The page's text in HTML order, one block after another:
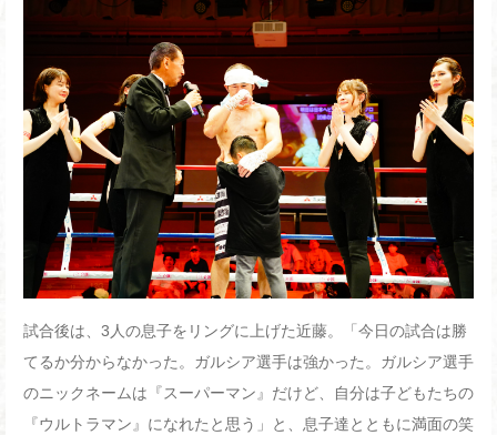
試合後は、3人の息子をリングに上げた近藤。「今日の試合は勝
てるか分からなかった。ガルシア選手は強かった。ガルシア選手
のニックネームは『スーパーマン』だけど、自分は子どもたちの
『ウルトラマン』になれたと思う」と、息子達とともに満面の笑